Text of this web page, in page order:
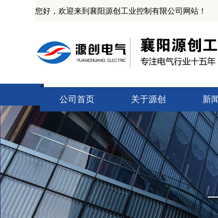
您好，欢迎来到襄阳源创工业控制有限公司网站！
公司首页 关于源创
公司简介
资质证书
产业基地
企业文化
新
技
源
业